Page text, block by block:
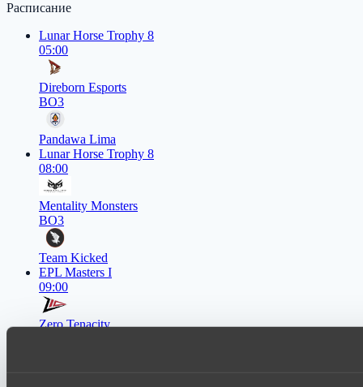
Расписание
Lunar Horse Trophy 8
05:00
Direborn Esports
BO3
Pandawa Lima
Lunar Horse Trophy 8
08:00
Mentality Monsters
BO3
Team Kicked
EPL Masters I
09:00
Zero Tenacity